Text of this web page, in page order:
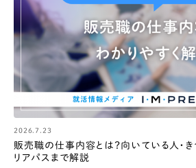
2026.7.23
販売職の仕事内容とは？向いている人・き
リアパスまで解説